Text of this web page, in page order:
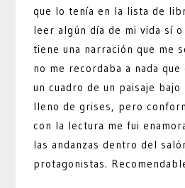
que lo tenía en la lista de
leer algún día de mi vida sí
tiene una narración que me
no me recordaba a nada que
un cuadro de un paisaje
lleno de grises, pero
con la lectura me fui
las andanzas dentro del
protagonistas.